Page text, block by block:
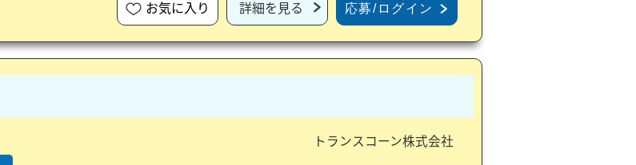
お気に入り 詳細を見る 応募/ログイン
トランスコーン株式会社